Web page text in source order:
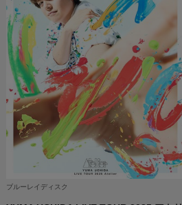
ブルーレイディスク